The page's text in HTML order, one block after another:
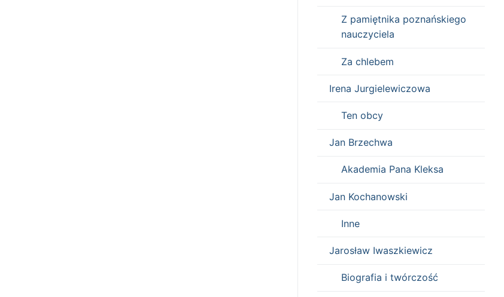
Z pamiętnika poznańskiego
nauczyciela
Za chlebem
Irena Jurgielewiczowa
Ten obcy
Jan Brzechwa
Akademia Pana Kleksa
Jan Kochanowski
Inne
Jarosław Iwaszkiewicz
Biografia i twórczość